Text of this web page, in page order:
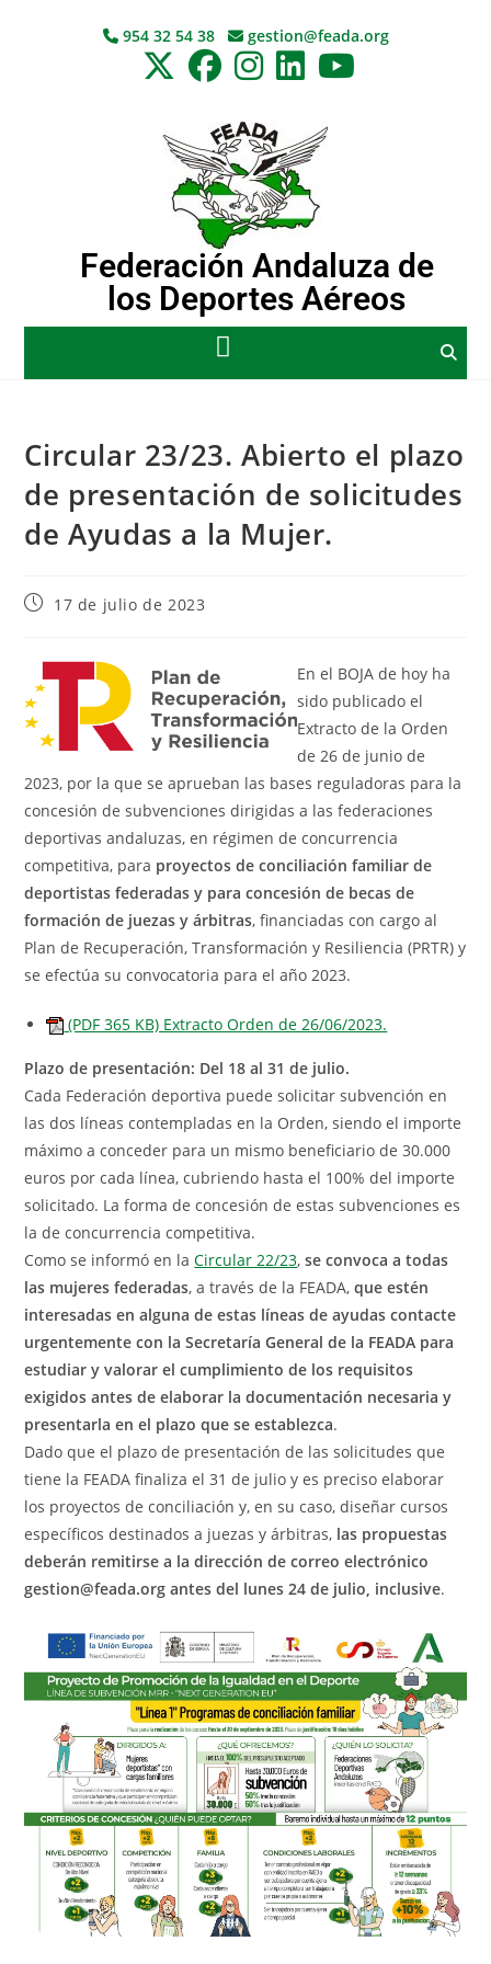
954 32 54 38 gestion@feada.org
Federación Andaluza de
los Deportes Aéreos
Circular 23/23. Abierto el plazo
de presentación de solicitudes
de Ayudas a la Mujer.
17 de julio de 2023
En el BOJA de hoy ha
sido publicado el
Extracto de la Orden
de 26 de junio de
2023, por la que se aprueban las bases reguladoras para la
concesión de subvenciones dirigidas a las federaciones
deportivas andaluzas, en régimen de concurrencia
competitiva, para proyectos de conciliación familiar de
deportistas federadas y para concesión de becas de
formación de juezas y árbitras, financiadas con cargo al
Plan de Recuperación, Transformación y Resiliencia (PRTR) y
se efectúa su convocatoria para el año 2023.
(PDF 365 KB) Extracto Orden de 26/06/2023.
Plazo de presentación: Del 18 al 31 de julio.
Cada Federación deportiva puede solicitar subvención en
las dos líneas contempladas en la Orden, siendo el importe
máximo a conceder para un mismo beneficiario de 30.000
euros por cada línea, cubriendo hasta el 100% del importe
solicitado. La forma de concesión de estas subvenciones es
la de concurrencia competitiva.
Como se informó en laCircular 22/23,se convoca a todas
las mujeres federadas, a través de la FEADA, que estén
interesadas en alguna de estas líneas de ayudas contacte
urgentemente con la Secretaría General de la FEADA para
estudiar y valorar el cumplimiento de los requisitos
exigidos antes de elaborar la documentación necesaria y
presentarla en el plazo que se establezca.
Dado que el plazo de presentación de las solicitudes que
tiene la FEADA finaliza el 31 de julio y es preciso elaborar
los proyectos de conciliación y, en su caso, diseñar cursos
específicos destinados a juezas y árbitras, las propuestas
deberán remitirse a la dirección de correo electrónico
gestion@feada.org antes del lunes 24 de julio, inclusive.